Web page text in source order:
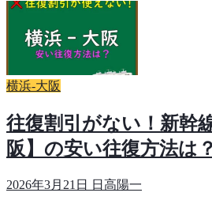
横浜-大阪
往復割引がない！新幹
阪】の安い往復方法は？
2026年3月21日 日高陽一